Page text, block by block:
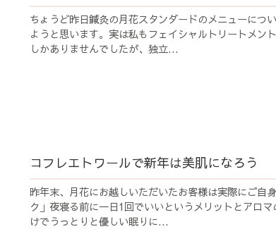
ちょうど昨日鍼灸の月花スタンダードのメニューにつ
ようと思います。実は私もフェイシャルトリートメン
しかありませんでしたが、独立...
コフレエトワールで新年は美肌になろう
昨年末、月花にお越しいただいたお客様は実際にご自
ク」夜寝る前に一日1回でいいというメリットとアロ
けでうっとりと優しい眠りに...